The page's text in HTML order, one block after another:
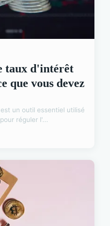
taux d'intérêt
que vous devez
un outil essentiel utilisé
réguler l'...